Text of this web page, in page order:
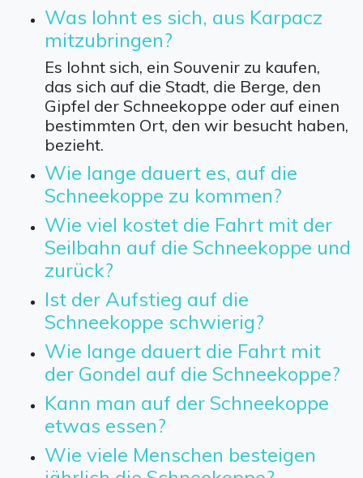
Was lohnt es sich, aus Karpacz
mitzubringen?
Es lohnt sich, ein Souvenir zu kaufen,
das sich auf die Stadt, die Berge, den
Gipfel der Schneekoppe oder auf einen
bestimmten Ort, den wir besucht haben,
bezieht.
Wie lange dauert es, auf die
Schneekoppe zu kommen?
Wie viel kostet die Fahrt mit der
Seilbahn auf die Schneekoppe und
zurück?
Ist der Aufstieg auf die
Schneekoppe schwierig?
Wie lange dauert die Fahrt mit
der Gondel auf die Schneekoppe?
Kann man auf der Schneekoppe
etwas essen?
Wie viele Menschen besteigen